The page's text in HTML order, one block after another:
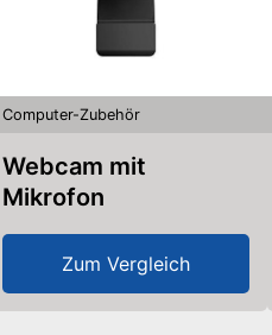
Computer-Zubehör
Webcam mit
Mikrofon
Zum Vergleich